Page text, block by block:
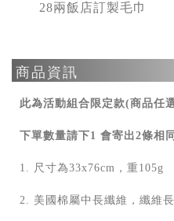
28兩飯店訂製毛巾
商品資訊
此為活動組合限定款(商品任
下單數量請下1 會寄出2條相
1. 尺寸為33x76cm，重105g
2. 美國棉屬中長纖維，纖維